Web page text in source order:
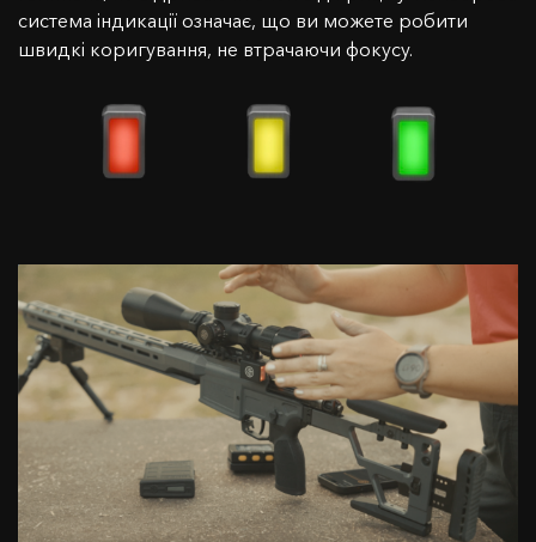
система індикації означає, що ви можете робити
швидкі коригування, не втрачаючи фокусу.